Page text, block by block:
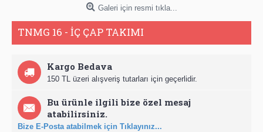
Galeri için resmi tıkla...
TNMG 16 - İÇ ÇAP TAKIMI
Kargo Bedava
150 TL üzeri alışveriş tutarları için geçerlidir.
Bu ürünle ilgili bize özel mesaj
atabilirsiniz.
Bize E-Posta atabilmek için Tıklayınız...